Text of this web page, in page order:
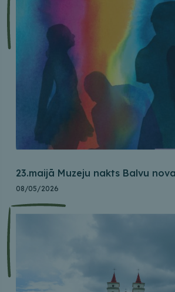
23.maijā Muzeju nakts Balvu
08/05/2026